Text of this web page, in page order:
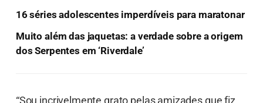
16 séries adolescentes imperdíveis para maratonar
Muito além das jaquetas: a verdade sobre a origem
dos Serpentes em ‘Riverdale’